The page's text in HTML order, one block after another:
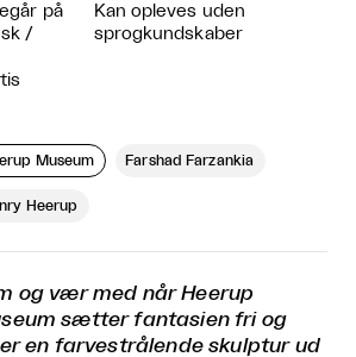
på
/
Kan opleves uden
sprogkundskaber
Museum Farshad Farzankia
Heerup
og vær med når Heerup
sætter fantasien fri og
en farvestrålende skulptur ud